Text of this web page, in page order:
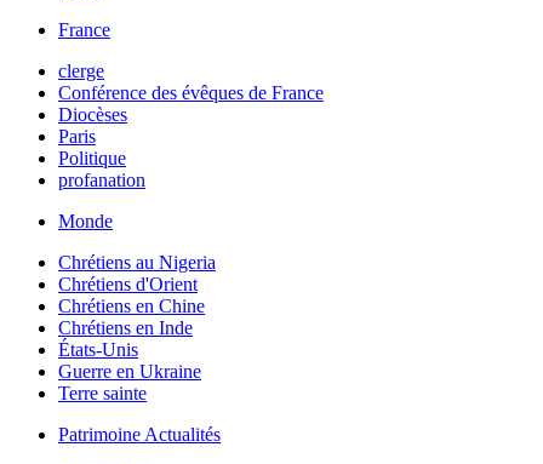
France
clerge
Conférence des évêques de France
Diocèses
Paris
Politique
profanation
Monde
Chrétiens au Nigeria
Chrétiens d'Orient
Chrétiens en Chine
Chrétiens en Inde
États-Unis
Guerre en Ukraine
Terre sainte
Patrimoine Actualités